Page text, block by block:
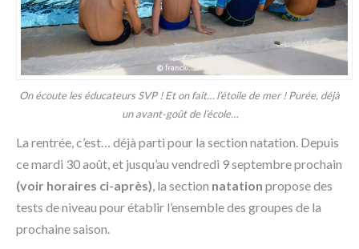
On écoute les éducateurs SVP ! Et on fait… l’étoile de mer ! Purée, déjà
un avant-goût de l’école…
La rentrée, c’est… déjà parti pour la section natation. Depuis
ce mardi 30 août, et jusqu’au vendredi 9 septembre prochain
(voir horaires ci-après), la section natation propose des
tests de niveau pour établir l’ensemble des groupes de la
prochaine saison.